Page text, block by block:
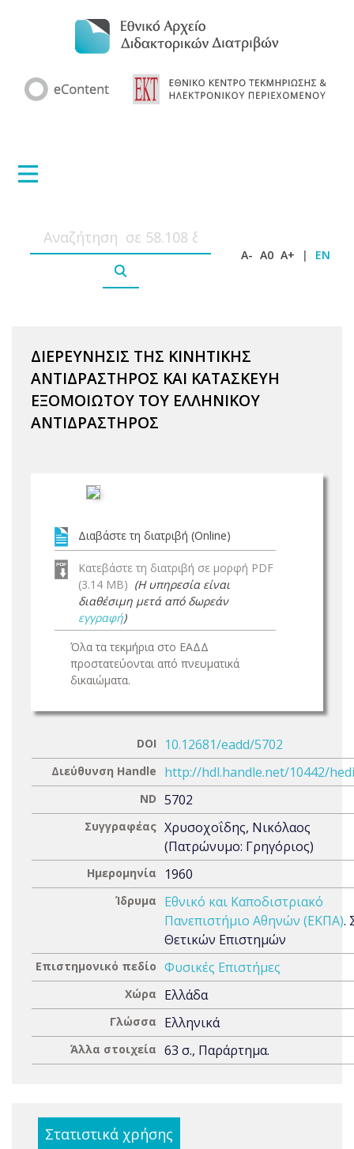
A- A0 A+ | EN
ΔΙΕΡΕΥΝΗΣΙΣ ΤΗΣ ΚΙΝΗΤΙΚΗΣ
ΑΝΤΙΔΡΑΣΤΗΡΟΣ ΚΑΙ ΚΑΤΑΣΚΕΥΗ
ΕΞΟΜΟΙΩΤΟΥ ΤΟΥ ΕΛΛΗΝΙΚΟΥ
ΑΝΤΙΔΡΑΣΤΗΡΟΣ
Διαβάστε τη διατριβή (Online)
Κατεβάστε τη διατριβή σε μορφή PDF
(3.14 MB) (Η υπηρεσία είναι
διαθέσιμη μετά από δωρεάν
εγγραφή)
Όλα τα τεκμήρια στο ΕΑΔΔ
προστατεύονται από πνευματικά
δικαιώματα.
DOI 10.12681/eadd/5702
Διεύθυνση Handle http://hdl.handle.net/10442/
ND 5702
Συγγραφέας Χρυσοχοΐδης, Νικόλαος
(Πατρώνυμο: Γρηγόριος)
Ημερομηνία 1960
Ίδρυμα
Εθνικό και Καποδιστριακό
Πανεπιστήμιο Αθηνών (ΕΚΠΑ).
Θετικών Επιστημών
Επιστημονικό πεδίο Φυσικές Επιστήμες
Χώρα Ελλάδα
Γλώσσα Ελληνικά
Άλλα στοιχεία 63 σ., Παράρτημα.
Στατιστικά χρήσης